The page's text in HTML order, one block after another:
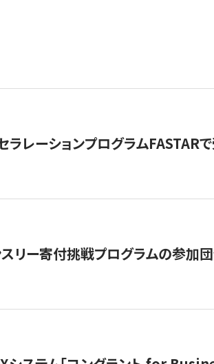
ラレーションプログラムFASTAR
リー寄付挑戦プログラムの参加